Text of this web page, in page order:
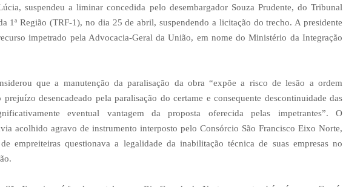
suspendeu a liminar concedida pelo desembargador Souza Prudente, do Tribunal
1ª Região (TRF-1), no dia 25 de abril, suspendendo a licitação do trecho. A presidente
impetrado pela Advocacia-Geral da União, em nome do Ministério da Integração
que a manutenção da paralisação da obra “expõe a risco de lesão a ordem
desencadeado pela paralisação do certame e consequente descontinuidade das
eventual vantagem da proposta oferecida pelas impetrantes”. O
acolhido agravo de instrumento interposto pelo Consórcio São Francisco Eixo Norte,
empreiteiras questionava a legalidade da inabilitação técnica de suas empresas no